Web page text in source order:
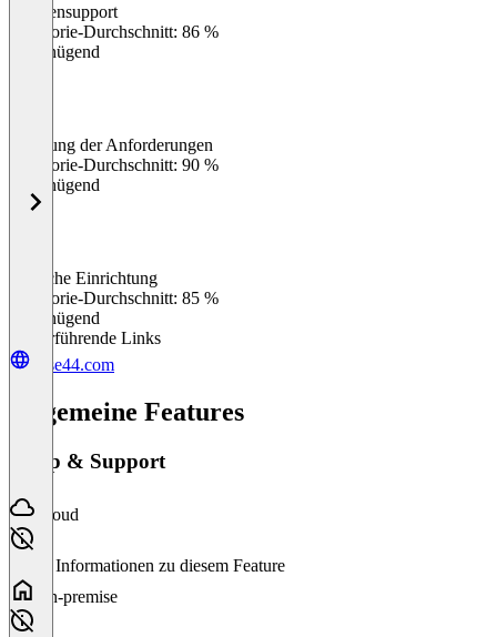
Kundensupport
Kategorie-Durchschnitt: 86 %
Ungenügend
Erfüllung der Anforderungen
Kategorie-Durchschnitt: 90 %
Ungenügend
Einfache Einrichtung
Kategorie-Durchschnitt: 85 %
Ungenügend
Weiterführende Links
base44.com
Allgemeine Features
Setup & Support
Cloud
Keine Informationen zu diesem Feature
On-premise